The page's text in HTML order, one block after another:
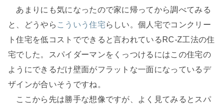
あまりにも気になったので家に帰ってから調べてみる
と、どうやら こういう住宅らしい。個人宅でコンクリー
ト住宅を低コストでできると言われているRC-Z工法の住
宅でした。スパイダーマンをくっつけるにはこの住宅の
ようにできるだけ壁面がフラットな一面になっているデ
ザインが合いそうですね。
ここから先は勝手な想像ですが、よく見てみるとスパ